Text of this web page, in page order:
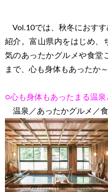
Vol.10では、秋冬におす
紹介。富山県内をはじめ、
気のあったかグルメや食堂
まで、心も身体もあったか
○心も身体もあったまる温泉
温泉／あったかグルメ／